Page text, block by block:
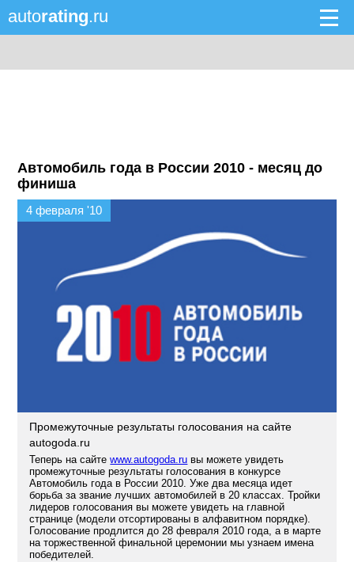
autorating.ru
Автомобиль года в России 2010 - месяц до
финиша
4 февраля '10
Промежуточные результаты голосования на сайте
autogoda.ru
Теперь на сайтеwww.autogoda.ru вы можете увидеть
промежуточные результаты голосования в конкурсе
Автомобиль года в России 2010. Уже два месяца идет
борьба за звание лучших автомобилей в 20 классах. Тройки
лидеров голосования вы можете увидеть на главной
странице (модели отсортированы в алфавитном порядке).
Голосование продлится до 28 февраля 2010 года, а в марте
на торжественной финальной церемонии мы узнаем имена
победителей.